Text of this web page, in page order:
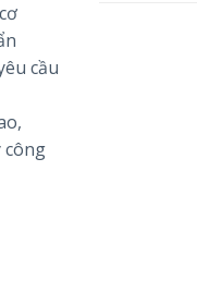
cầu
công